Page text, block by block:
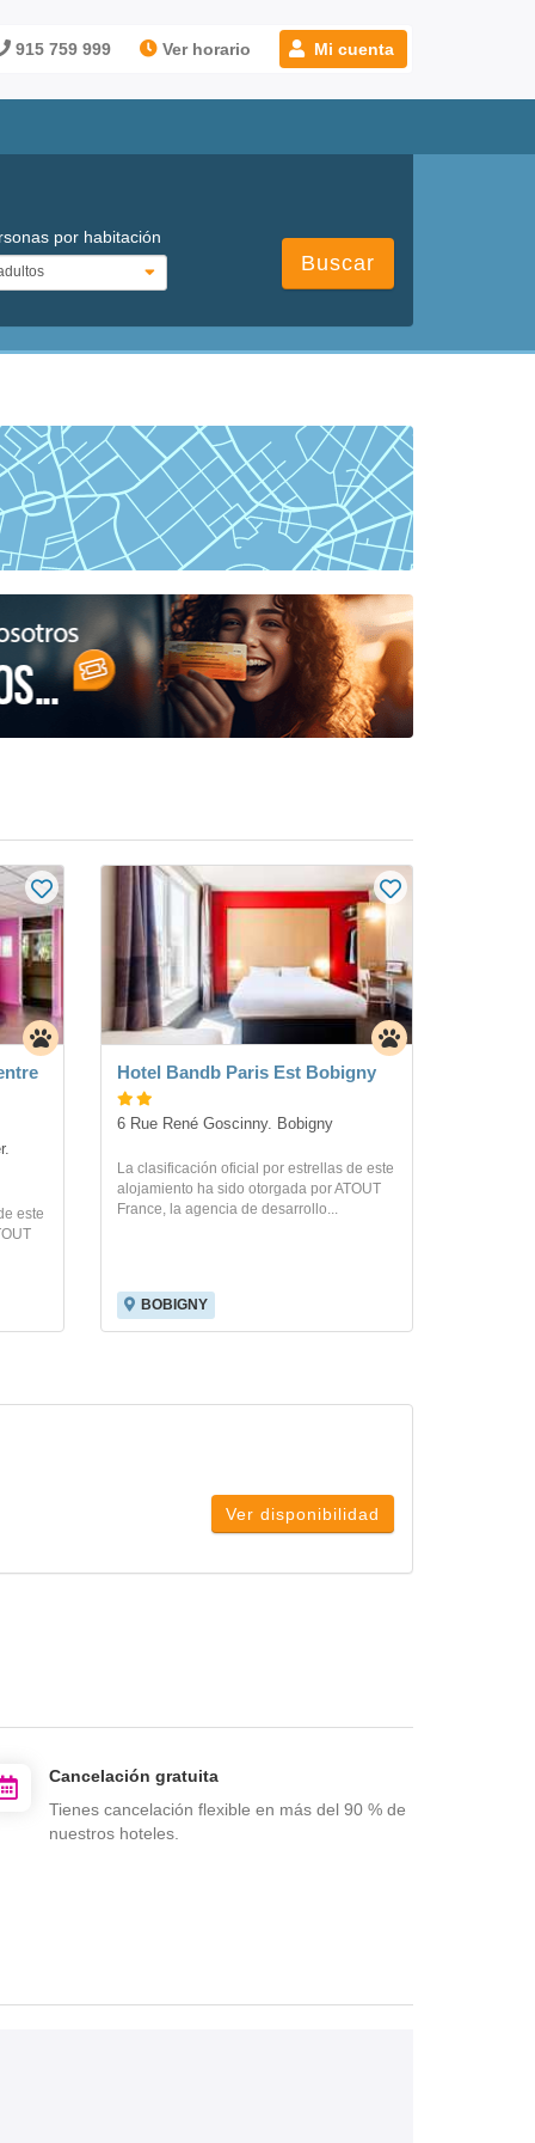
915 759 999 Ver horario Mi cuenta
por habitación
Buscar
este
Hotel Bandb Paris Est Bobigny
6 Rue René Goscinny. Bobigny
La clasificación oficial por estrellas de este
alojamiento ha sido otorgada por ATOUT
France, la agencia de desarrollo...
BOBIGNY
Ver disponibilidad
Cancelación gratuita
Tienes cancelación flexible en más del 90 % de
nuestros hoteles.